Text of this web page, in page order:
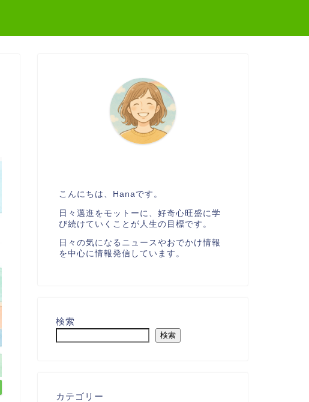
こんにちは、Hanaです。
日々邁進をモットーに、好奇心旺盛に学
び続けていくことが人生の目標です。
日々の気になるニュースやおでかけ情報
を中心に情報発信しています。
検索
検索
カテゴリー